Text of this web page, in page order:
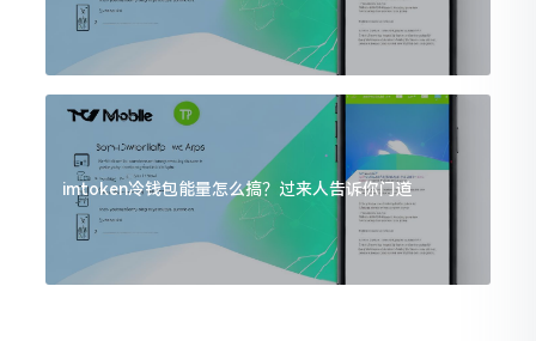
imtoken冷钱包能量怎么搞？过来人告诉你门道